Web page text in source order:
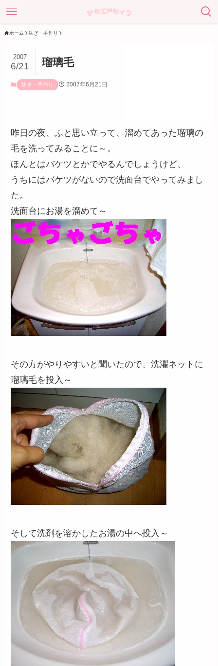
ホーム 紡ぎ・手作り
瑠璃毛
2007
6/21
紡ぎ・手作り 2007年6月21日
昨日の夜、ふと思い立って、溜めてあった瑠璃の
毛を洗ってみることに～。
ほんとはバケツとかでやるんでしょうけど、
うちにはバケツがないので洗面台でやってみまし
た。
洗面台にお湯を溜めて～
その方がやりやすいと聞いたので、洗濯ネットに
瑠璃毛を投入～
そして洗剤を溶かしたお湯の中へ投入～